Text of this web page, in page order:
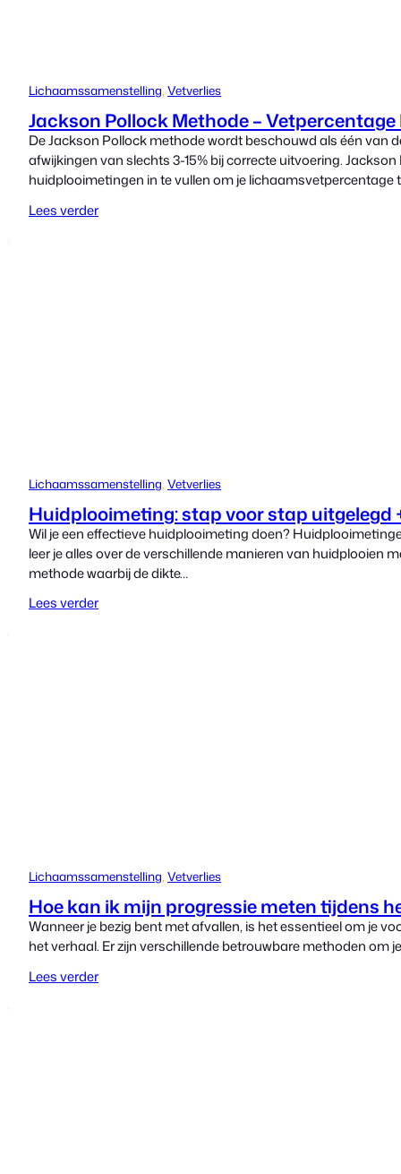
Lichaamssamenstelling, Vetverlies
Jackson Pollock Methode – Vetpercentage
De Jackson Pollock methode wordt beschouwd als één
afwijkingen van slechts 3-15% bij correcte uitvoering.
huidplooimetingen in te vullen om je lichaamsvetpercentage
Lees verder
Lichaamssamenstelling Vetverlies
Huidplooimeting: stap voor stap uitgelegd
Wil je een effectieve huidplooimeting doen?
leer je alles over de verschillende manieren van huidplooien
methode waarbij de dikte…
Lees verder
Lichaamssamenstelling, Vetverlies
Hoe kan ik mijn progressie meten tijdens
Wanneer je bezig bent met afvallen, is het essentieel om je
het verhaal. Er zijn verschillende betrouwbare methoden om
Lees verder